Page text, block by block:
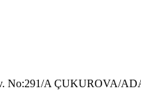
No:291/A ÇUKUROVA/